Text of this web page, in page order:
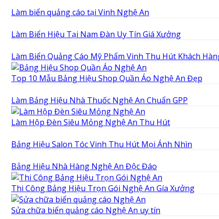
Làm biển quảng cáo tại Vinh Nghệ An
Làm Biển Hiệu Tại Nam Đàn Uy Tín Giá Xưởng
Làm Biển Quảng Cáo Mỹ Phẩm Vinh Thu Hút Khách
Top 10 Mẫu Bảng Hiệu Shop Quần Áo Nghệ An Đẹp
Làm Bảng Hiệu Nhà Thuốc Nghệ An Chuẩn GPP
Làm Hộp Đèn Siêu Mỏng Nghệ An Thu Hút
Bảng Hiệu Salon Tóc Vinh Thu Hút Mọi Ánh Nhìn
Bảng Hiệu Nhà Hàng Nghệ An Độc Đáo
Thi Công Bảng Hiệu Trọn Gói Nghệ An Gía Xưởng
Sửa chữa biển quảng cáo Nghệ An uy tín